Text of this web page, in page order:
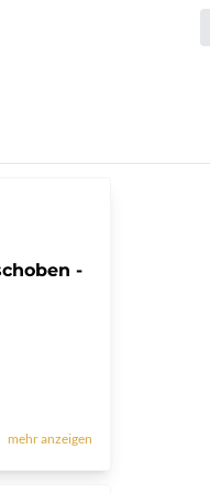
-
mehr anzeigen